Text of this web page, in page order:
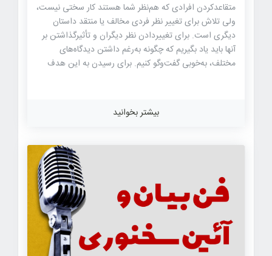
متقاعدکردن افرادی که هم‌نظر شما هستند کار سختی نیست،
ولی تلاش برای تغییر نظر فردی مخالف یا منتقد داستان
دیگری است. برای تغییردادن نظر دیگران و تأثیرگذاشتن بر
آنها باید یاد بگیریم که چگونه به‌رغم داشتن دیدگاه‌های
مختلف، به‌خوبی گفت‌وگو کنیم. برای رسیدن به این هدف
نظر دیگران اثر بگذاریم. در ادامه، نکات و استراتژی‌های مهم
برای تغییر نظر دیگران و تأثیر‌گذاشتن بر دیدگاه آنها را شرح
برای کتاب لورا با عنوان «لبه: تبدیل دشواری به مزیت»
(Edge: Turning Adversity into Advantage) انجام
شد، بیش از ۶۰ رهبر تحت‌نظر گرفته شدند […]
بیشتر بخوانید